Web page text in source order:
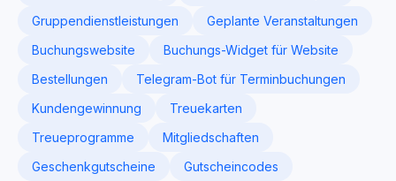
Gruppendienstleistungen
Geplante Veranstaltungen
Buchungswebsite
Buchungs-Widget für Website
Bestellungen
Telegram-Bot für Terminbuchungen
Kundengewinnung
Treuekarten
Treueprogramme
Mitgliedschaften
Geschenkgutscheine
Gutscheincodes